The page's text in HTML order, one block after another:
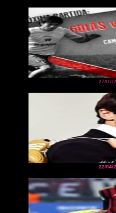
27/07/
22/04/